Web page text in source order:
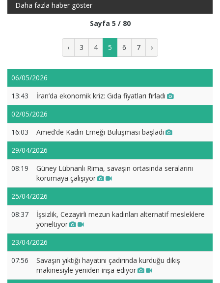
Daha fazla haber göster
Sayfa 5 / 80
‹ 3 4 5 6 7 ›
06/05/2026
13:43
İran’da ekonomik kriz: Gıda fiyatları fırladı
02/05/2026
16:03
Amed’de Kadın Emeği Buluşması başladı
29/04/2026
08:19
Güney Lübnanlı Rima, savaşın ortasında seralarını
korumaya çalışıyor
25/04/2026
08:37
İşsizlik, Cezayirli mezun kadınları alternatif mesleklere
yöneltiyor
23/04/2026
07:56
Savaşın yıktığı hayatını çadırında kurduğu dikiş
makinesiyle yeniden inşa ediyor